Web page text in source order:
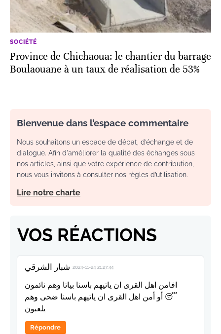
SOCIÉTÉ
Province de Chichaoua: le chantier du barrage
Boulaouane à un taux de réalisation de 53%
Bienvenue dans l’espace commentaire
Nous souhaitons un espace de débat, d’échange et de
dialogue. Afin d'améliorer la qualité des échanges sous
nos articles, ainsi que votre expérience de contribution,
nous vous invitons à consulter nos règles d’utilisation.
Lire notre charte
VOS RÉACTIONS
شبار الشرقي 2024-11-24 21:27:44
افامن اهل القرى ان ياتيهم باسنا بياتا وهم نائمون
😴 أو أمن اهل القرى ان ياتيهم باسنا ضحى وهم
يلعبون
Répondre